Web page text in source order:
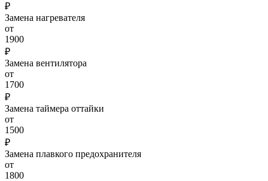
₽
Замена нагревателя
от
1900
₽
Замена вентилятора
от
1700
₽
Замена таймера оттайки
от
1500
₽
Замена плавкого предохранителя
от
1800